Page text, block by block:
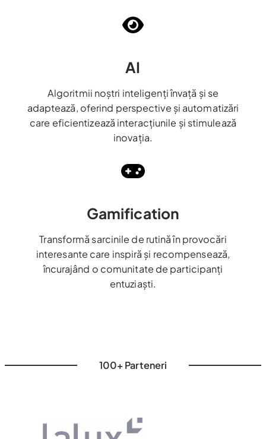
AI
Algoritmii noștri inteligenți învață și se
adaptează, oferind perspective și automatizări
care eficientizează interacțiunile și stimulează
inovația.
Gamification
Transformă sarcinile de rutină în provocări
interesante care inspiră și recompensează,
încurajând o comunitate de participanți
entuziaști.
100+ Parteneri